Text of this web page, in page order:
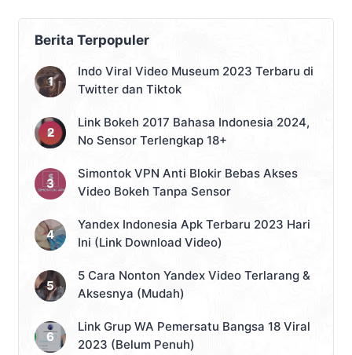
Berita Terpopuler
Indo Viral Video Museum 2023 Terbaru di
Twitter dan Tiktok
Link Bokeh 2017 Bahasa Indonesia 2024,
No Sensor Terlengkap 18+
Simontok VPN Anti Blokir Bebas Akses
Video Bokeh Tanpa Sensor
Yandex Indonesia Apk Terbaru 2023 Hari
Ini (Link Download Video)
5 Cara Nonton Yandex Video Terlarang &
Aksesnya (Mudah)
Link Grup WA Pemersatu Bangsa 18 Viral
2023 (Belum Penuh)